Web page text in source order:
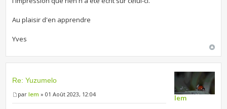
Au plaisir d'en apprendre
Yves
Re: Yuzumelo
parlem » 01 Août 2023, 12:04 lem